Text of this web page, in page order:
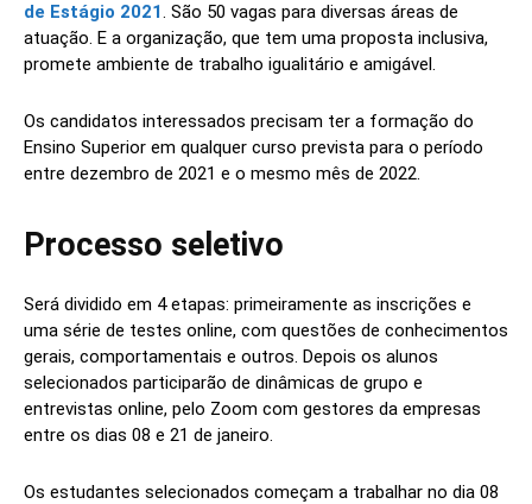
de Estágio 2021. São 50 vagas para diversas áreas de
atuação. E a organização, que tem uma proposta inclusiva,
promete ambiente de trabalho igualitário e amigável.
Os candidatos interessados precisam ter a formação do
Ensino Superior em qualquer curso prevista para o período
entre dezembro de 2021 e o mesmo mês de 2022.
Processo seletivo
Será dividido em 4 etapas: primeiramente as inscrições e
uma série de testes online, com questões de conhecimentos
gerais, comportamentais e outros. Depois os alunos
selecionados participarão de dinâmicas de grupo e
entrevistas online, pelo Zoom com gestores da empresas
entre os dias 08 e 21 de janeiro.
Os estudantes selecionados começam a trabalhar no dia 08